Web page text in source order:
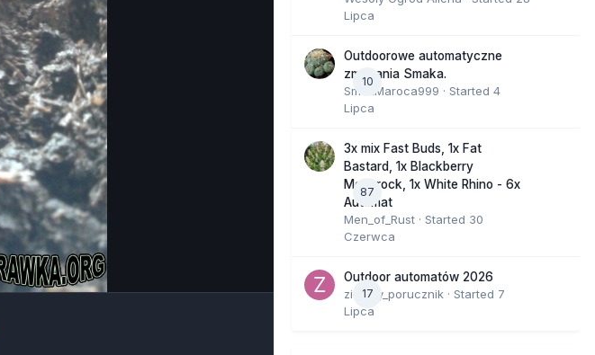
Lipca
10
Outdoorowe automatyczne
zmagania Smaka.
SmakMaroca999 · Started 4
Lipca
87
3x mix Fast Buds, 1x Fat
Bastard, 1x Blackberry
Moonrock, 1x White Rhino - 6x
Automat
Men_of_Rust · Started 30
Czerwca
17
Outdoor automatów 2026
zielony_porucznik · Started 7
Lipca